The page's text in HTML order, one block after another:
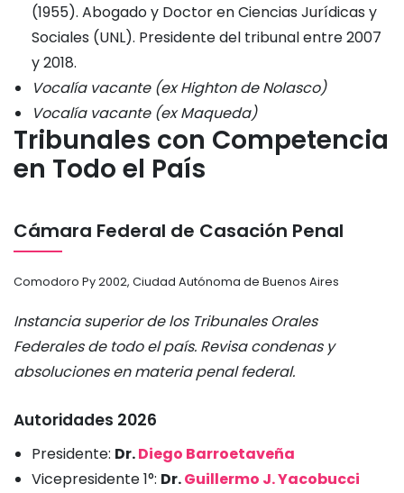
(1955). Abogado y Doctor en Ciencias Jurídicas y
Sociales (UNL). Presidente del tribunal entre 2007
y 2018.
Vocalía vacante (ex Highton de Nolasco)
Vocalía vacante (ex Maqueda)
Tribunales con Competencia
en Todo el País
Cámara Federal de Casación Penal
Comodoro Py 2002, Ciudad Autónoma de Buenos Aires
Instancia superior de los Tribunales Orales
Federales de todo el país. Revisa condenas y
absoluciones en materia penal federal.
Autoridades 2026
Presidente: Dr.Diego Barroetaveña
Vicepresidente 1°: Dr.Guillermo J. Yacobucci